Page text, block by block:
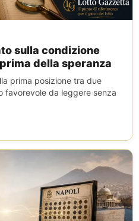
sulla condizione
della speranza
prima posizione tra due
favorevole da leggere senza